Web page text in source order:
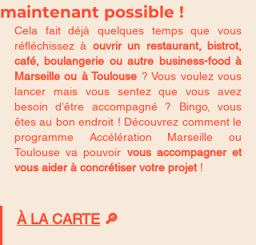
maintenant possible !
Cela fait déjà quelques temps que vous
réfléchissez à ouvrir un restaurant, bistrot,
café, boulangerie ou autre business-food à
Marseille ou à Toulouse ? Vous voulez vous
lancer mais vous sentez que vous avez
besoin d’être accompagné ? Bingo, vous
êtes au bon endroit ! Découvrez comment le
programme Accélération Marseille ou
Toulouse va pouvoir vous accompagner et
vous aider à concrétiser votre projet !
À LA CARTE 🔎